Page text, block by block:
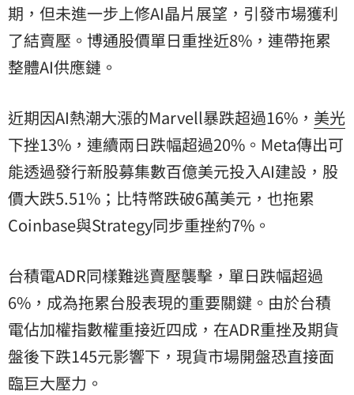
期，但未進一步上修AI晶片展望，引發市場獲利
了結賣壓。博通股價單日重挫近8%，連帶拖累
整體AI供應鏈。
近期因AI熱潮大漲的Marvell暴跌超過16%， 美光
下挫13%，連續兩日跌幅超過20%。Meta傳出可
能透過發行新股募集數百億美元投入AI建設，股
價大跌5.51%；比特幣跌破6萬美元，也拖累
Coinbase與Strategy同步重挫約7%。
台積電ADR同樣難逃賣壓襲擊，單日跌幅超過
6%，成為拖累台股表現的重要關鍵。由於台積
電佔加權指數權重接近四成，在ADR重挫及期貨
盤後下跌145元影響下，現貨市場開盤恐直接面
臨巨大壓力。